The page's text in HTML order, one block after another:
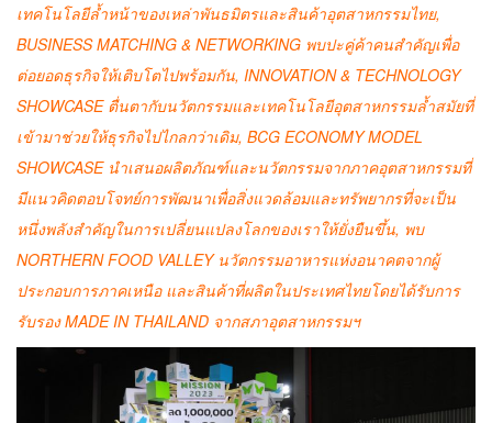
เทคโนโลยีล้ำหน้าของเหล่าพันธมิตรและสินค้าอุตสาหกรรมไทย,
BUSINESS MATCHING & NETWORKING พบปะคู่ค้าคนสำคัญเพื่อ
ต่อยอดธุรกิจให้เติบโตไปพร้อมกัน, INNOVATION & TECHNOLOGY
SHOWCASE ตื่นตากับนวัตกรรมและเทคโนโลยีอุตสาหกรรมล้ำสมัยที่
เข้ามาช่วยให้ธุรกิจไปไกลกว่าเดิม, BCG ECONOMY MODEL
SHOWCASE นำเสนอผลิตภัณฑ์และนวัตกรรมจากภาคอุตสาหกรรมที่
มีแนวคิดตอบโจทย์การพัฒนาเพื่อสิ่งแวดล้อมและทรัพยากรที่จะเป็น
หนึ่งพลังสำคัญในการเปลี่ยนแปลงโลกของเราให้ยั่งยืนขึ้น, พบ
NORTHERN FOOD VALLEY นวัตกรรมอาหารแห่งอนาคตจากผู้
ประกอบการภาคเหนือ และสินค้าที่ผลิตในประเทศไทยโดยได้รับการ
รับรอง MADE IN THAILAND จากสภาอุตสาหกรรมฯ